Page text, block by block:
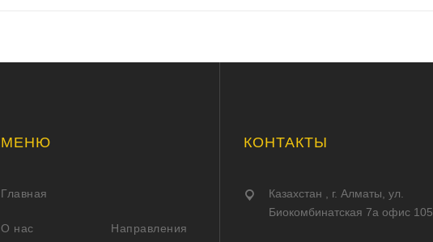
МЕНЮ
Главная
О нас Направления
КОНТАКТЫ
Казахстан , г. Алматы, ул.
Биокомбинатская 7а офис 105